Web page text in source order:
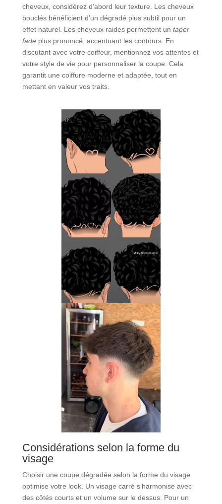
cheveux, considérez d’abord leur texture. Les cheveux
bouclés bénéficient d’un dégradé plus subtil pour un
effet naturel. Les cheveux raides permettent un taper
fadeplus prononcé, accentuant les contours. En
discutant avec votre coiffeur, mentionnez vos attentes et
votre style de vie pour personnaliser la coupe. Cela
garantit une coiffure moderne et adaptée, tout en
mettant en valeur vos traits.
Considérations selon la forme du
visage
Choisir une coupe dégradée selon la forme du visage
optimise votre look. Un visage carré s’harmonise avec
des côtés courts et un volume sur le dessus. Pour un